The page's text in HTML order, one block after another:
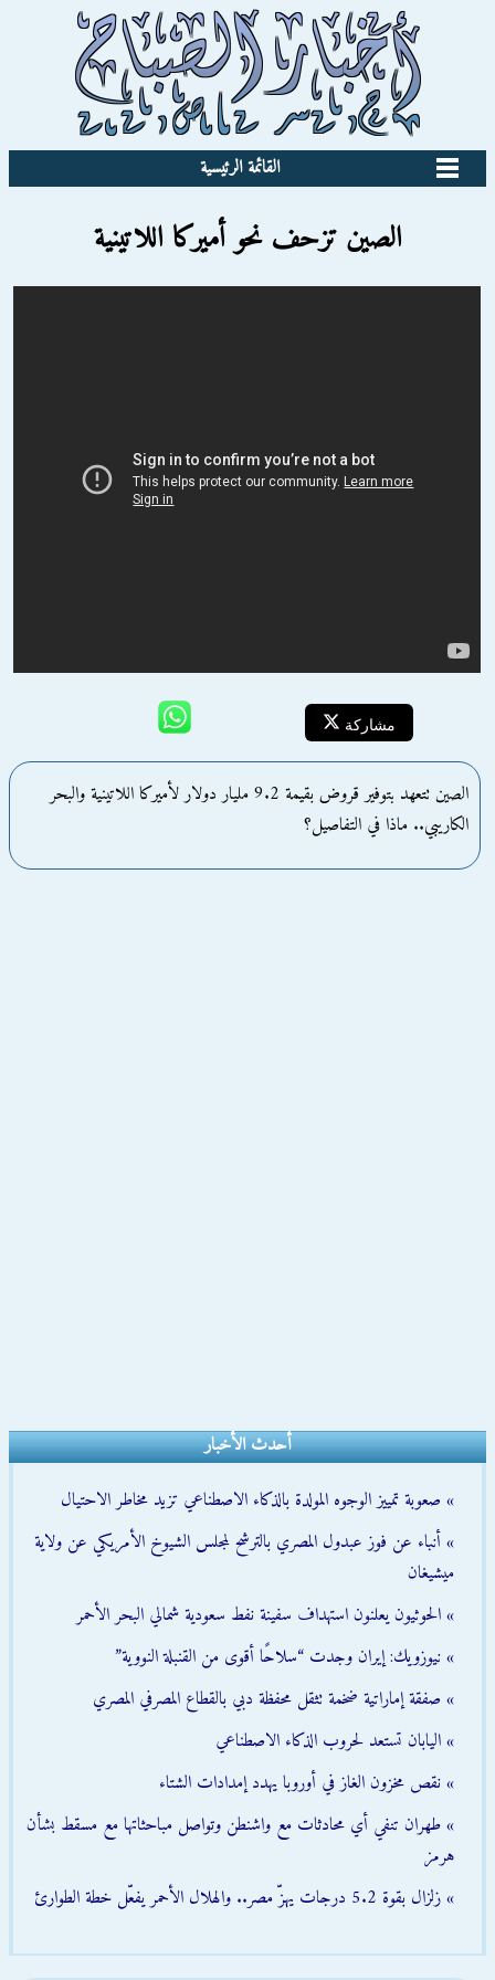
القائمة الرئيسية
الصين تزحف نحو أميركا اللاتينية
مشاركة
الصين تتعهد بتوفير قروض بقيمة 9.2 مليار دولار لأميركا اللاتينية والبحر
الكاريبي.. ماذا في التفاصيل؟
أحدث الأخبار
» صعوبة تمييز الوجوه المولدة بالذكاء الاصطناعي تزيد مخاطر الاحتيال
» أنباء عن فوز عبدول المصري بالترشح لمجلس الشيوخ الأمريكي عن ولاية
ميشيغان
» الحوثيون يعلنون استهداف سفينة نفط سعودية شمالي البحر الأحمر
» نيوزويك: إيران وجدت “سلاحًا أقوى من القنبلة النووية”
» صفقة إماراتية ضخمة تثقل محفظة دبي بالقطاع المصرفي المصري
» اليابان تستعد لحروب الذكاء الاصطناعي
» نقص مخزون الغاز في أوروبا يهدد إمدادات الشتاء
» طهران تنفي أي محادثات مع واشنطن وتواصل مباحثاتها مع مسقط بشأن
هرمز
» زلزال بقوة 5.2 درجات يهزّ مصر.. والهلال الأحمر يفعّل خطة الطوارئ